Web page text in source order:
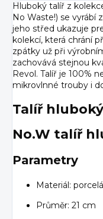
Hluboký talíř z
No Waste!) se vyrábí
jeho střed ukazuje
kolekcí, která chrání
zpátky už při
zachovává stejnou
Revol. Talíř je 100%
mikrovlnné trouby i
Talíř
No.W talíř
Parametry
Materiál:
Průměr: 21 cm